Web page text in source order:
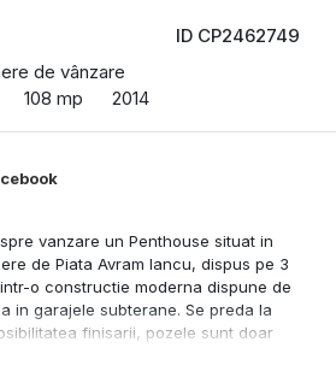
ID CP2462749
de vânzare
108 mp 2014
spre vanzare un Penthouse situat in
de Piata Avram Iancu, dispus pe 3
o constructie moderna dispune de
in garajele subterane. Se preda la
finisarii, pozele sunt doar
mp iar terasa 35 mp. Ca si